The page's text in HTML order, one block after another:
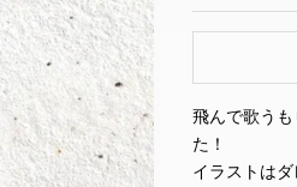
飛んで歌う
た！
イラストはダ